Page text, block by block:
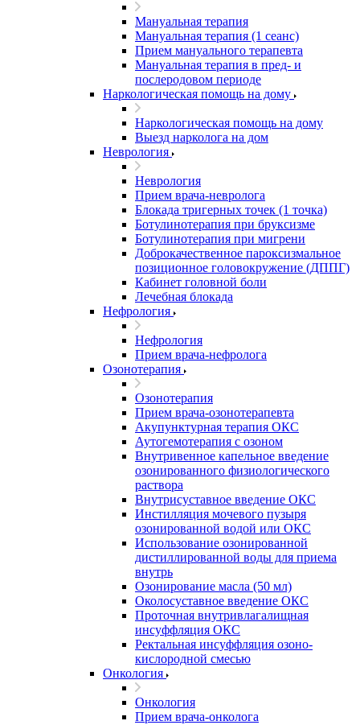
Мануальная терапия
Мануальная терапия (1 сеанс)
Прием мануального терапевта
Мануальная терапия в пред- и
послеродовом периоде
Наркологическая помощь на дому
Наркологическая помощь на дому
Выезд нарколога на дом
Неврология
Неврология
Прием врача-невролога
Блокада тригерных точек (1 точка)
Ботулинотерапия при бруксизме
Ботулинотерапия при мигрени
Доброкачественное пароксизмальное
позиционное головокружение (ДППГ)
Кабинет головной боли
Лечебная блокада
Нефрология
Нефрология
Прием врача-нефролога
Озонотерапия
Озонотерапия
Прием врача-озонотерапевта
Акупунктурная терапия ОКС
Аутогемотерапия с озоном
Внутривенное капельное введение
озонированного физиологического
раствора
Внутрисуставное введение ОКС
Инстилляция мочевого пузыря
озонированной водой или ОКС
Использование озонированной
дистиллированной воды для приема
внутрь
Озонирование масла (50 мл)
Околосуставное введение ОКС
Проточная внутривлагалищная
инсуффляция ОКС
Ректальная инсуффляция озоно-
кислородной смесью
Онкология
Онкология
Прием врача-онколога